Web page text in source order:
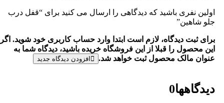
اولین نفری باشید که دیدگاهی را ارسال می کنید برای “قفل درب
جلو شاهین”
برای ثبت دیدگاه، لازم است ابتدا وارد حساب کاربری خود شوید. اگر
این محصول را قبلا از این فروشگاه خریده باشید، دیدگاه شما به
عنوان مالک محصول ثبت خواهد شد.
افزودن دیدگاه جدید
دیدگاهها0